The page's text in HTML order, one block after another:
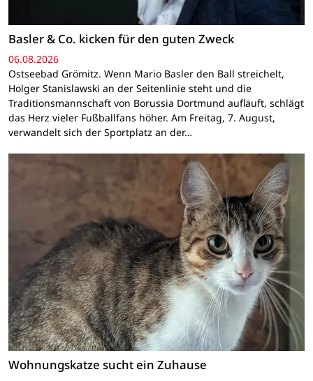
Basler & Co. kicken für den guten Zweck
06.08.2026
Ostseebad Grömitz. Wenn Mario Basler den Ball streichelt,
Holger Stanislawski an der Seitenlinie steht und die
Traditionsmannschaft von Borussia Dortmund aufläuft, schlägt
das Herz vieler Fußballfans höher. Am Freitag, 7. August,
verwandelt sich der Sportplatz an der…
Wohnungskatze sucht ein Zuhause